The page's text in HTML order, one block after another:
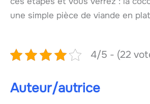
une simple pièce de viande en
4/5 - (22
Auteur/autrice